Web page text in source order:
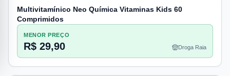
Multivitamínico Neo Química Vitaminas Kids 60
Comprimidos
MENOR PREÇO
R$ 29,90 Droga Raia